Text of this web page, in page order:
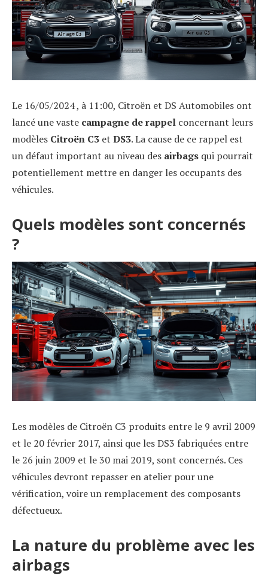
Le 16/05/2024 , à 11:00, Citroën et DS Automobiles ont
lancé une vaste campagne de rappel concernant leurs
modèles Citroën C3 et DS3. La cause de ce rappel est
un défaut important au niveau des airbags qui pourrait
potentiellement mettre en danger les occupants des
véhicules.
Quels modèles sont concernés
?
Les modèles de Citroën C3 produits entre le 9 avril 2009
et le 20 février 2017, ainsi que les DS3 fabriquées entre
le 26 juin 2009 et le 30 mai 2019, sont concernés. Ces
véhicules devront repasser en atelier pour une
vérification, voire un remplacement des composants
défectueux.
La nature du problème avec les
airbags